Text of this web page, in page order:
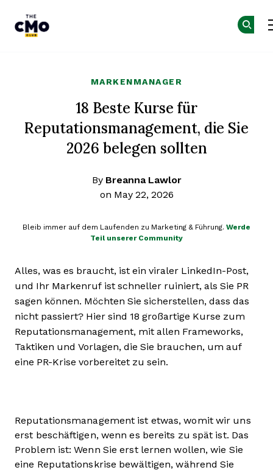
MARKENMANAGER
18 Beste Kurse für
Reputationsmanagement, die Sie
2026 belegen sollten
By Breanna Lawlor
on May 22, 2026
Bleib immer auf dem Laufenden zu Marketing & Führung. Werde
Teil unserer Community
Alles, was es braucht, ist ein viraler LinkedIn-Post,
und Ihr Markenruf ist schneller ruiniert, als Sie PR
sagen können. Möchten Sie sicherstellen, dass das
nicht passiert? Hier sind 18 großartige Kurse zum
Reputationsmanagement, mit allen Frameworks,
Taktiken und Vorlagen, die Sie brauchen, um auf
eine PR-Krise vorbereitet zu sein.
Reputationsmanagement ist etwas, womit wir uns
erst beschäftigen, wenn es bereits zu spät ist. Das
Problem ist: Wenn Sie erst lernen wollen, wie Sie
eine Reputationskrise bewältigen, während Sie